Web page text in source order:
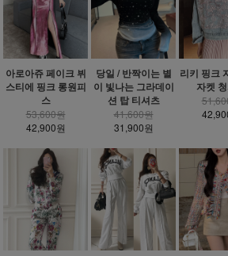
아로아쥬 페이크 뷔
스티에 핑크 롱원피
스
53,600원
42,900원
당일 / 반짝이는 별
이 빛나는 그라데이
션 탑 티셔츠
41,600원
31,900원
리키 핑크
자켓